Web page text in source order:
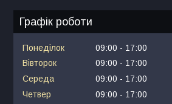
Графік роботи
Понеділок 09:00
17:00
Вівторок
09:00
17:00
Середа
09:00
17:00
Четвер
09:00
17:00